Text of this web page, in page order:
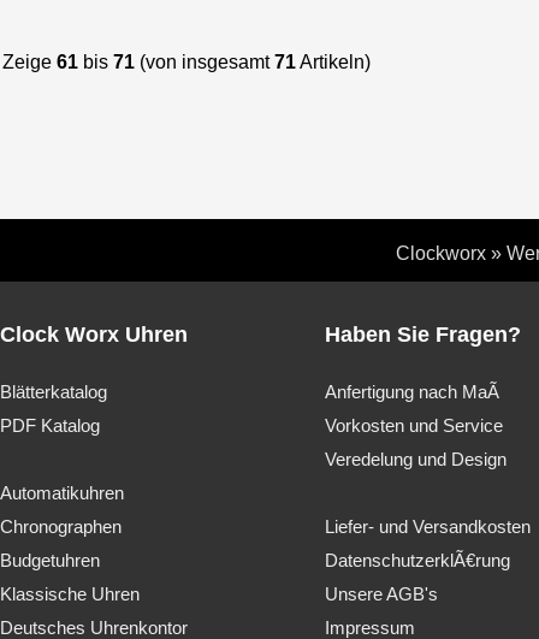
Zeige 61 bis 71 (von insgesamt71Artikeln)
Clockworx»
Clock Worx Uhren
Blätterkatalog
PDF Katalog
Automatikuhren
Chronographen
Budgetuhren
Klassische Uhren
Deutsches Uhrenkontor
Haben Sie Fragen?
Anfertigung nach MaÃ
Vorkosten und Service
Veredelung und Design
Liefer- und Versandkosten
DatenschutzerklÃ€rung
Unsere AGB's
Impressum